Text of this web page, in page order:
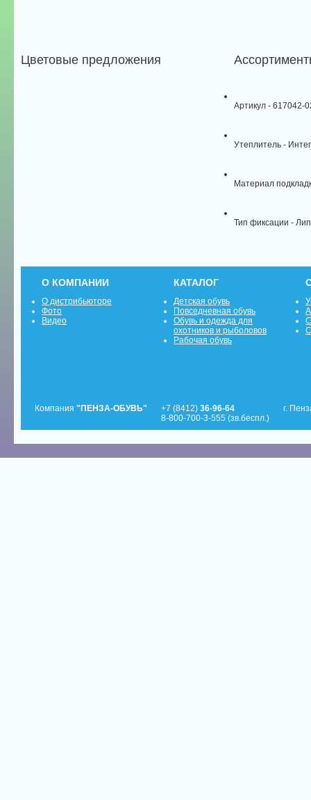
Цветовые предложения
Артикул - 617042-
Утеплитель -
Материал
Тип фиксации -
О КОМПАНИИ
О дистрибьюторе
Фото
Видео
КАТАЛОГ
Детская обувь
Повседневная обувь
Обувь и одежда для
охотников и рыболовов
Рабочая обувь
Компания "ПЕНЗА-ОБУВЬ" +7 (8412) 36-96-64
8-800-700-3-555 (зв.беспл.)
г.